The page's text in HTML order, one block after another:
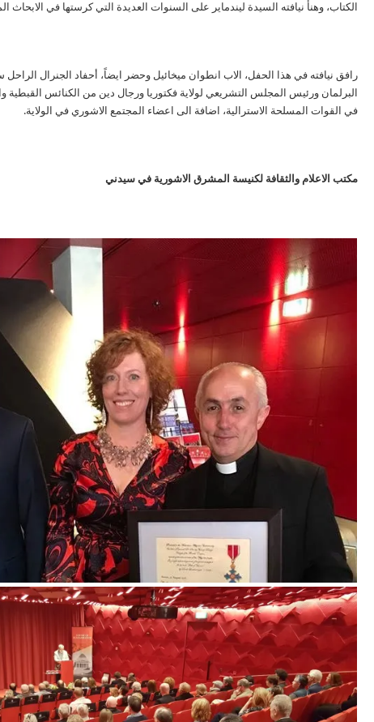
الكتاب، وهنأ نيافته السيدة ليندماير على السنوات العديدة التي كرستها في الابحاث
رافق نيافته في هذا الحفل، الاب انطوان ميخائيل وحضر ايضاً، أحفاد الجنرال
البرلمان ورئيس المجلس التشريعي لولاية فكتوريا ورجال دين من الكنائس القبطية
في القوات المسلحة الاسترالية، اضافة الى اعضاء المجتمع الاشوري في الولاية.
مكتب الاعلام والثقافة لكنيسة المشرق الاشورية في سيدني